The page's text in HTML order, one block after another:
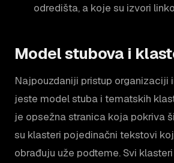
odredišta, a koje su izvori
Model stubova i
Najpouzdaniji pristup organizaciji
jeste model stuba i tematskih
je opsežna stranica koja pokriva
su klasteri pojedinačni tekstovi
obrađuju uže podteme. Svi